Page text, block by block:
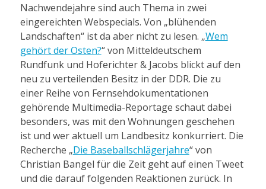
Nachwendejahre sind auch Thema in zwei
eingereichten Webspecials. Von „blühenden
Landschaften“ ist da aber nicht zu lesen. „Wem
gehört der Osten?“ von Mitteldeutschem
Rundfunk und Hoferichter & Jacobs blickt auf den
neu zu verteilenden Besitz in der DDR. Die zu
einer Reihe von Fernsehdokumentationen
gehörende Multimedia-Reportage schaut dabei
besonders, was mit den Wohnungen geschehen
ist und wer aktuell um Landbesitz konkurriert. Die
Recherche „Die Baseballschlägerjahre“ von
Christian Bangel für die Zeit geht auf einen Tweet
und die darauf folgenden Reaktionen zurück. In